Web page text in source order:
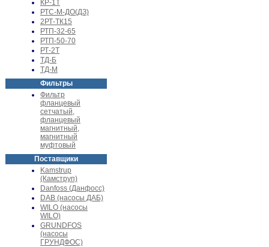
КР-1Т
РТС-М-ДО(ДЗ)
2РТ-ТК15
РТП-32-65
РТП-50-70
РТ-2Т
ТД-Б
ТД-М
Фильтры
Фильтр
фланцевый
сетчатый,
фланцевый
магнитный,
магнитный
муфтовый
Поставщики
Kamstrup
(Камструп)
Danfoss (Данфосс)
DAB (насосы ДАБ)
WILO (насосы
WILO)
GRUNDFOS
(насосы
ГРУНДФОС)